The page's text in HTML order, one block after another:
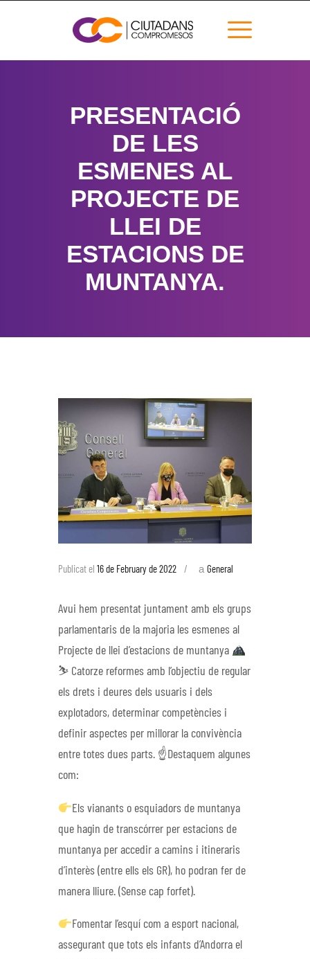
PRESENTACIÓ
DE LES
ESMENES AL
PROJECTE DE
LLEI DE
ESTACIONS DE
MUNTANYA.
Publicat el 16 de February de 2022 a General
Avui hem presentat juntament amb els grups
parlamentaris de la majoria les esmenes al
Projecte de llei d’estacions de muntanya
⛷ Catorze reformes amb l’objectiu de regular
els drets i deures dels usuaris i dels
explotadors, determinar competències i
definir aspectes per millorar la convivència
entre totes dues parts. ☝ Destaquem algunes
com:
Els vianants o esquiadors de muntanya
que hagin de transcórrer per estacions de
muntanya per accedir a camins i itineraris
d’interès (entre ells els GR), ho podran fer de
manera lliure. (Sense cap forfet).
Fomentar l’esquí com a esport nacional,
assegurant que tots els infants d’Andorra el